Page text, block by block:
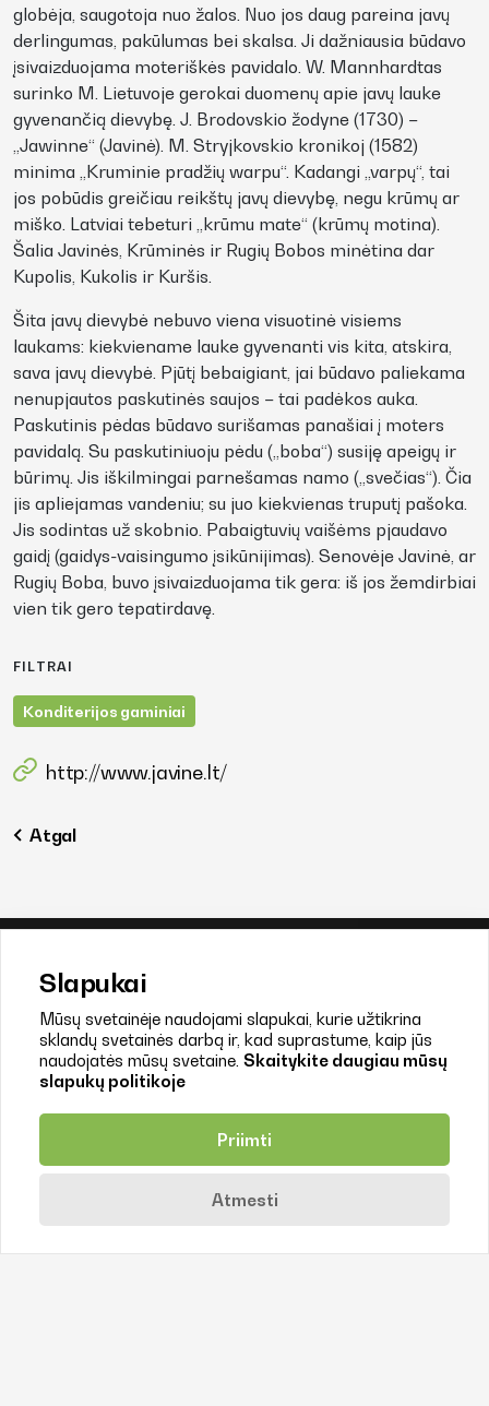
globėja, saugotoja nuo žalos. Nuo jos daug pareina javų
derlingumas, pakūlumas bei skalsa. Ji dažniausia būdavo
įsivaizduojama moteriškės pavidalo. W. Mannhardtas
surinko M. Lietuvoje gerokai duomenų apie javų lauke
gyvenančią dievybę. J. Brodovskio žodyne (1730) –
„Jawinne“ (Javinė). M. Stryjkovskio kronikoj (1582)
minima „Kruminie pradžių warpu“. Kadangi „varpų“, tai
jos pobūdis greičiau reikštų javų dievybę, negu krūmų ar
miško. Latviai tebeturi „krūmu mate“ (krūmų motina).
Šalia Javinės, Krūminės ir Rugių Bobos minėtina dar
Kupolis, Kukolis ir Kuršis.
Šita javų dievybė nebuvo viena visuotinė visiems
laukams: kiekviename lauke gyvenanti vis kita, atskira,
sava javų dievybė. Pjūtį bebaigiant, jai būdavo paliekama
nenupjautos paskutinės saujos – tai padėkos auka.
Paskutinis pėdas būdavo surišamas panašiai į moters
pavidalą. Su paskutiniuoju pėdu („boba“) susiję apeigų ir
būrimų. Jis iškilmingai parnešamas namo („svečias“). Čia
jis apliejamas vandeniu; su juo kiekvienas truputį pašoka.
Jis sodintas už skobnio. Pabaigtuvių vaišėms pjaudavo
gaidį (gaidys-vaisingumo įsikūnijimas). Senovėje Javinė, ar
Rugių Boba, buvo įsivaizduojama tik gera: iš jos žemdirbiai
vien tik gero tepatirdavę.
FILTRAI
Konditerijos gaminiai
http://www.javine.lt/
Atgal
Susisiekite
+370 638 77244
info@litfood.lt
Juozo Balčikonio g. 3, LT-08247 Vilnius
© 2026. Litfood
Sukūrė:
Slapukai
Mūsų svetainėje naudojami slapukai, kurie užtikrina
sklandų svetainės darbą ir, kad suprastume, kaip jūs
naudojatės mūsų svetaine. Skaitykite daugiau mūsų
slapukų politikoje
Priimti
Atmesti